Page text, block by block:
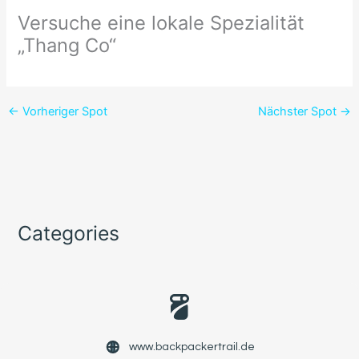
Versuche eine lokale Spezialität
„Thang Co“
← Vorheriger Spot Nächster Spot →
Categories
www.backpackertrail.de